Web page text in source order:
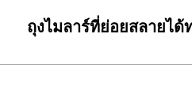
ถุงไมลาร์ที่ย่อยสลายได้